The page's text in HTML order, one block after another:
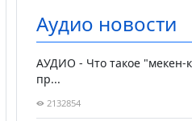
Аудио новости
АУДИО - Что такое "мекен-
пр...
2132854